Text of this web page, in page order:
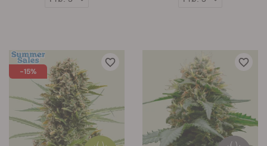
-15%